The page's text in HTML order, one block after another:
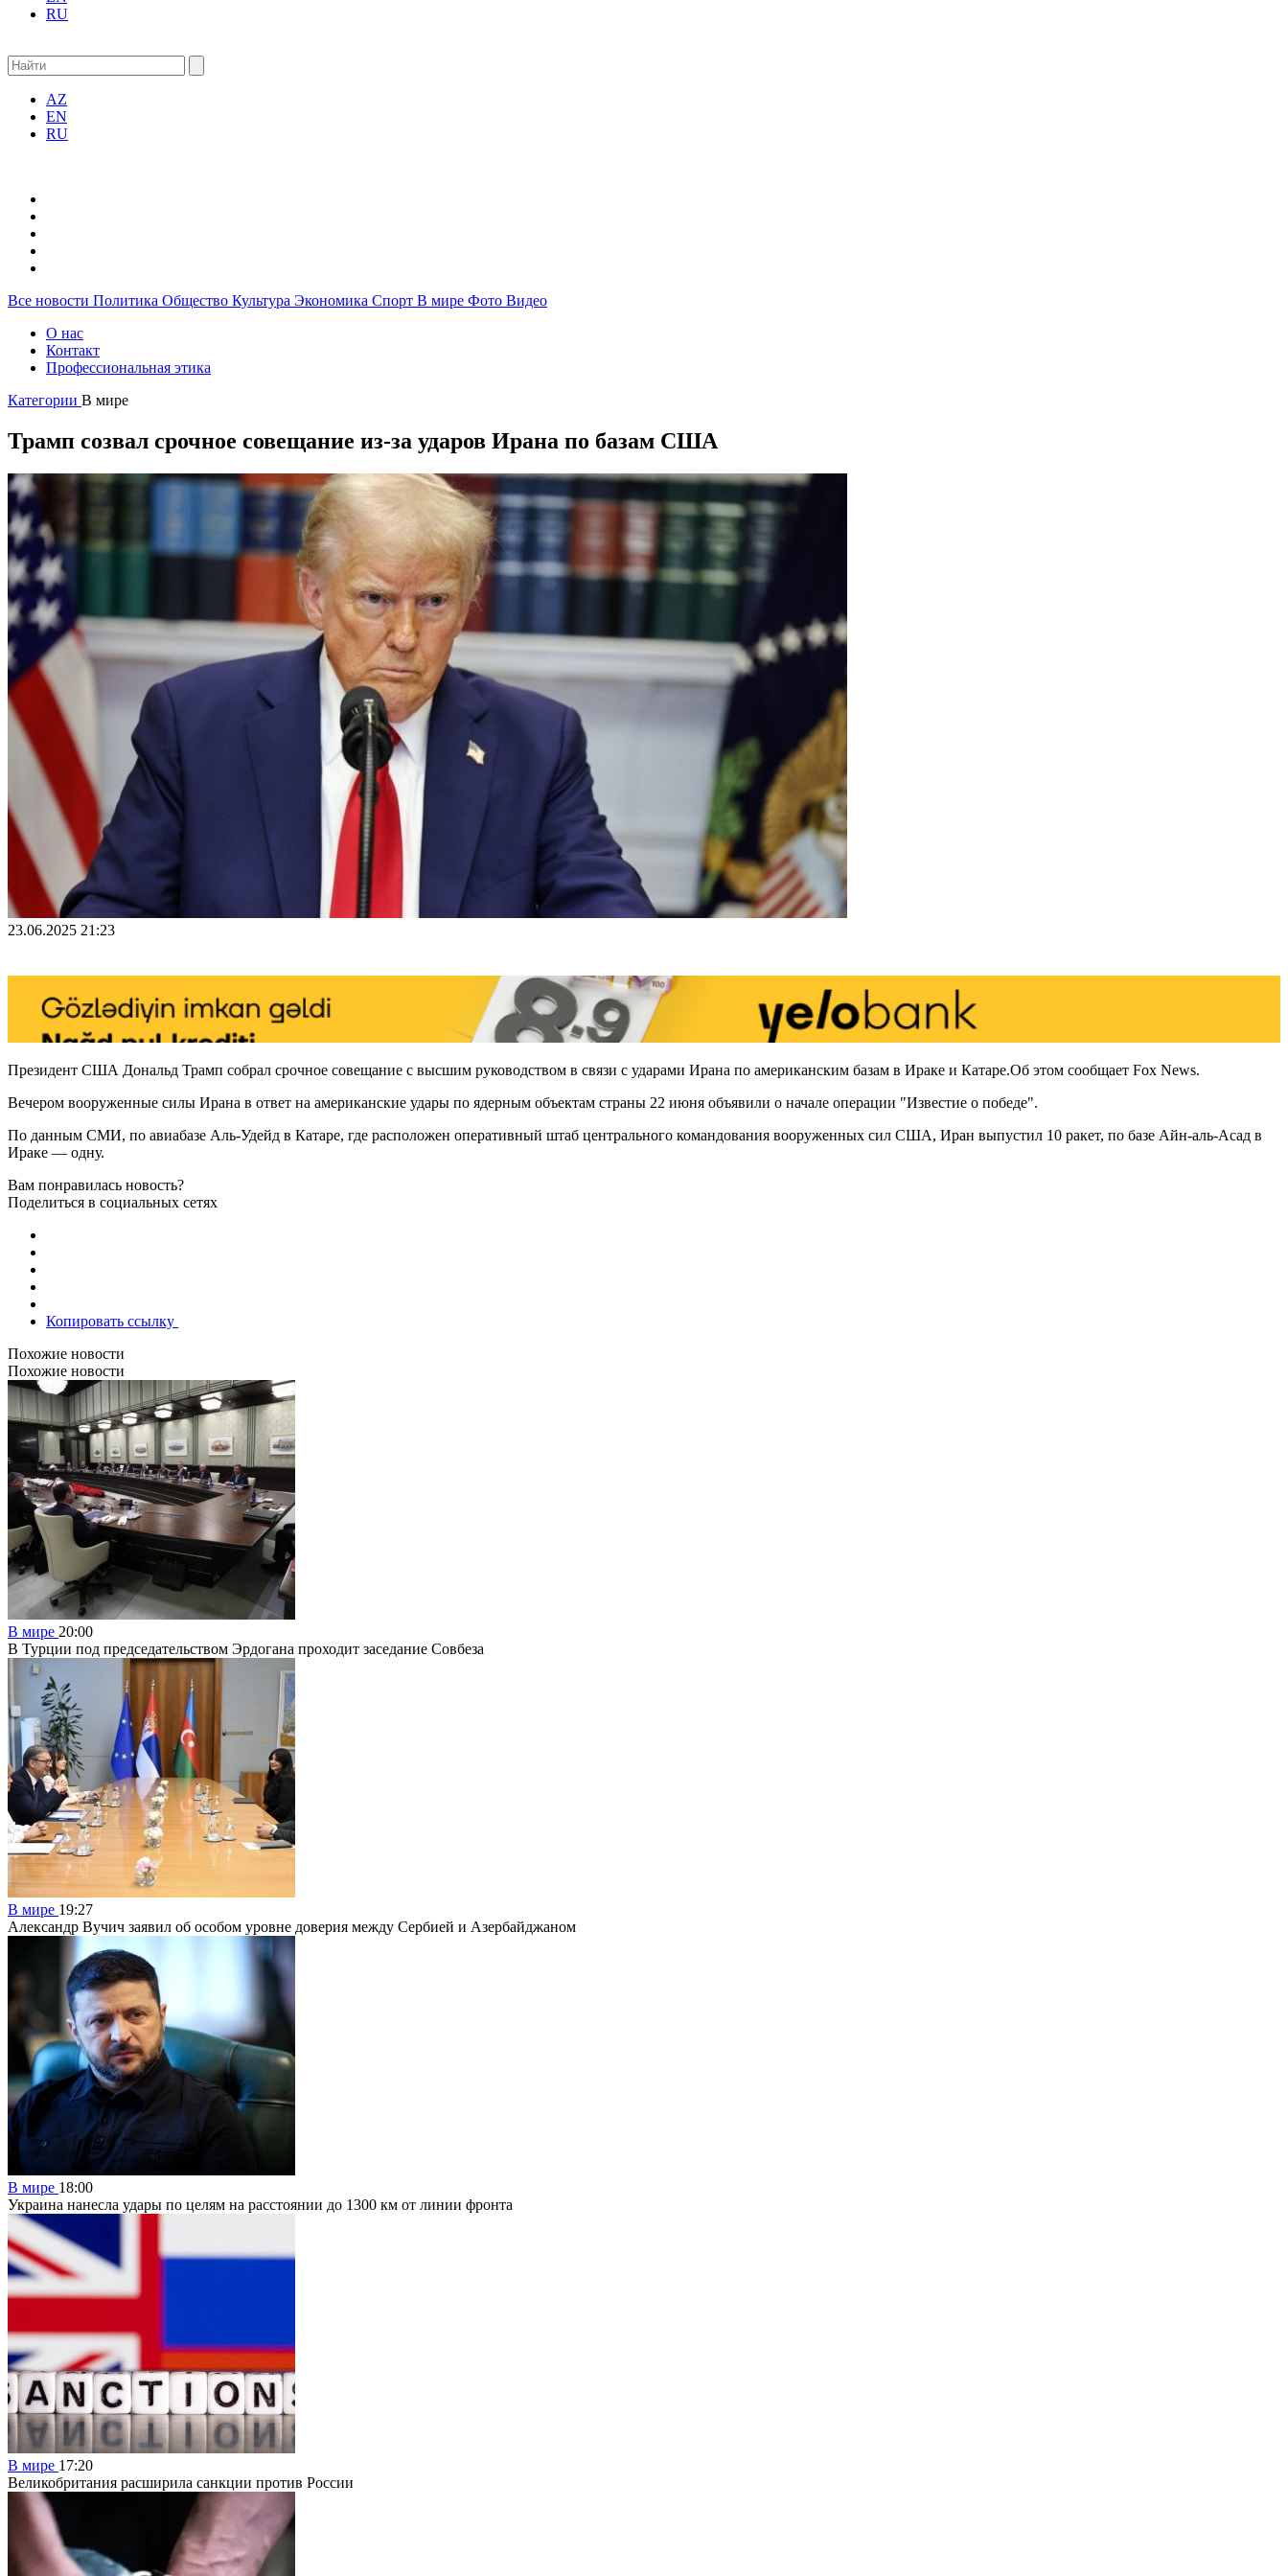
RU
AZ
EN
RU
Все новости Политика Общество Культура Экономика Спорт В мире Фото Видео
О нас
Контакт
Профессиональная этика
Категории В мире
Трамп созвал срочное совещание из-за ударов Ирана по базам США
23.06.2025 21:23
Президент США Дональд Трамп собрал срочное совещание с высшим руководством в связи с ударами Ирана по американским базам в Ираке и Катаре.Oб этом сообщает Fox News.
Вечером вооруженные силы Ирана в ответ на американские удары по ядерным объектам страны 22 июня объявили о начале операции "Известие о победе".
По данным СМИ, по авиабазе Аль-Удейд в Катаре, где расположен оперативный штаб центрального командования вооруженных сил США, Иран выпустил 10 ракет, по базе Айн-аль-Асад в
Ираке — одну.
Вам понравилась новость?
Поделиться в социальных сетях
Копировать ссылку
Похожие новости
Похожие новости
В мире 20:00
В Турции под председательством Эрдогана проходит заседание Совбеза
В мире 19:27
Александр Вучич заявил об особом уровне доверия между Сербией и Азербайджаном
В мире 18:00
Украина нанесла удары по целям на расстоянии до 1300 км от линии фронта
В мире 17:20
Великобритания расширила санкции против России